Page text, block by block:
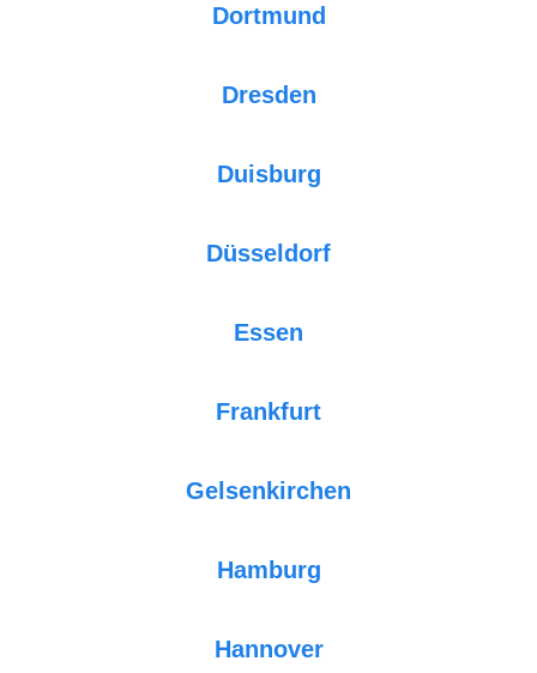
Dortmund
Dresden
Duisburg
Düsseldorf
Essen
Frankfurt
Gelsenkirchen
Hamburg
Hannover